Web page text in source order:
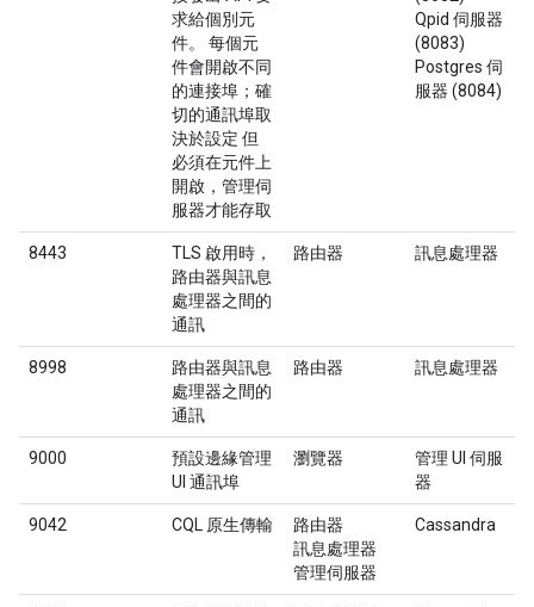
求給個別元
件。 每個元
件會開啟不同
的連接埠；確
切的通訊埠取
決於設定 但
必須在元件上
開啟，管理伺
服器才能存取
Qpid 伺服器
(8083)
Postgres 伺
服器 (8084)
8443
TLS 啟用時，
路由器與訊息
處理器之間的
通訊
路由器 訊息處理器
8998
路由器與訊息
處理器之間的
通訊
路由器 訊息處理器
9000
預設邊緣管理
UI 通訊埠
瀏覽器
管理 UI 伺服
器
9042 CQL 原生傳輸
路由器
訊息處理器
管理伺服器
Cassandra